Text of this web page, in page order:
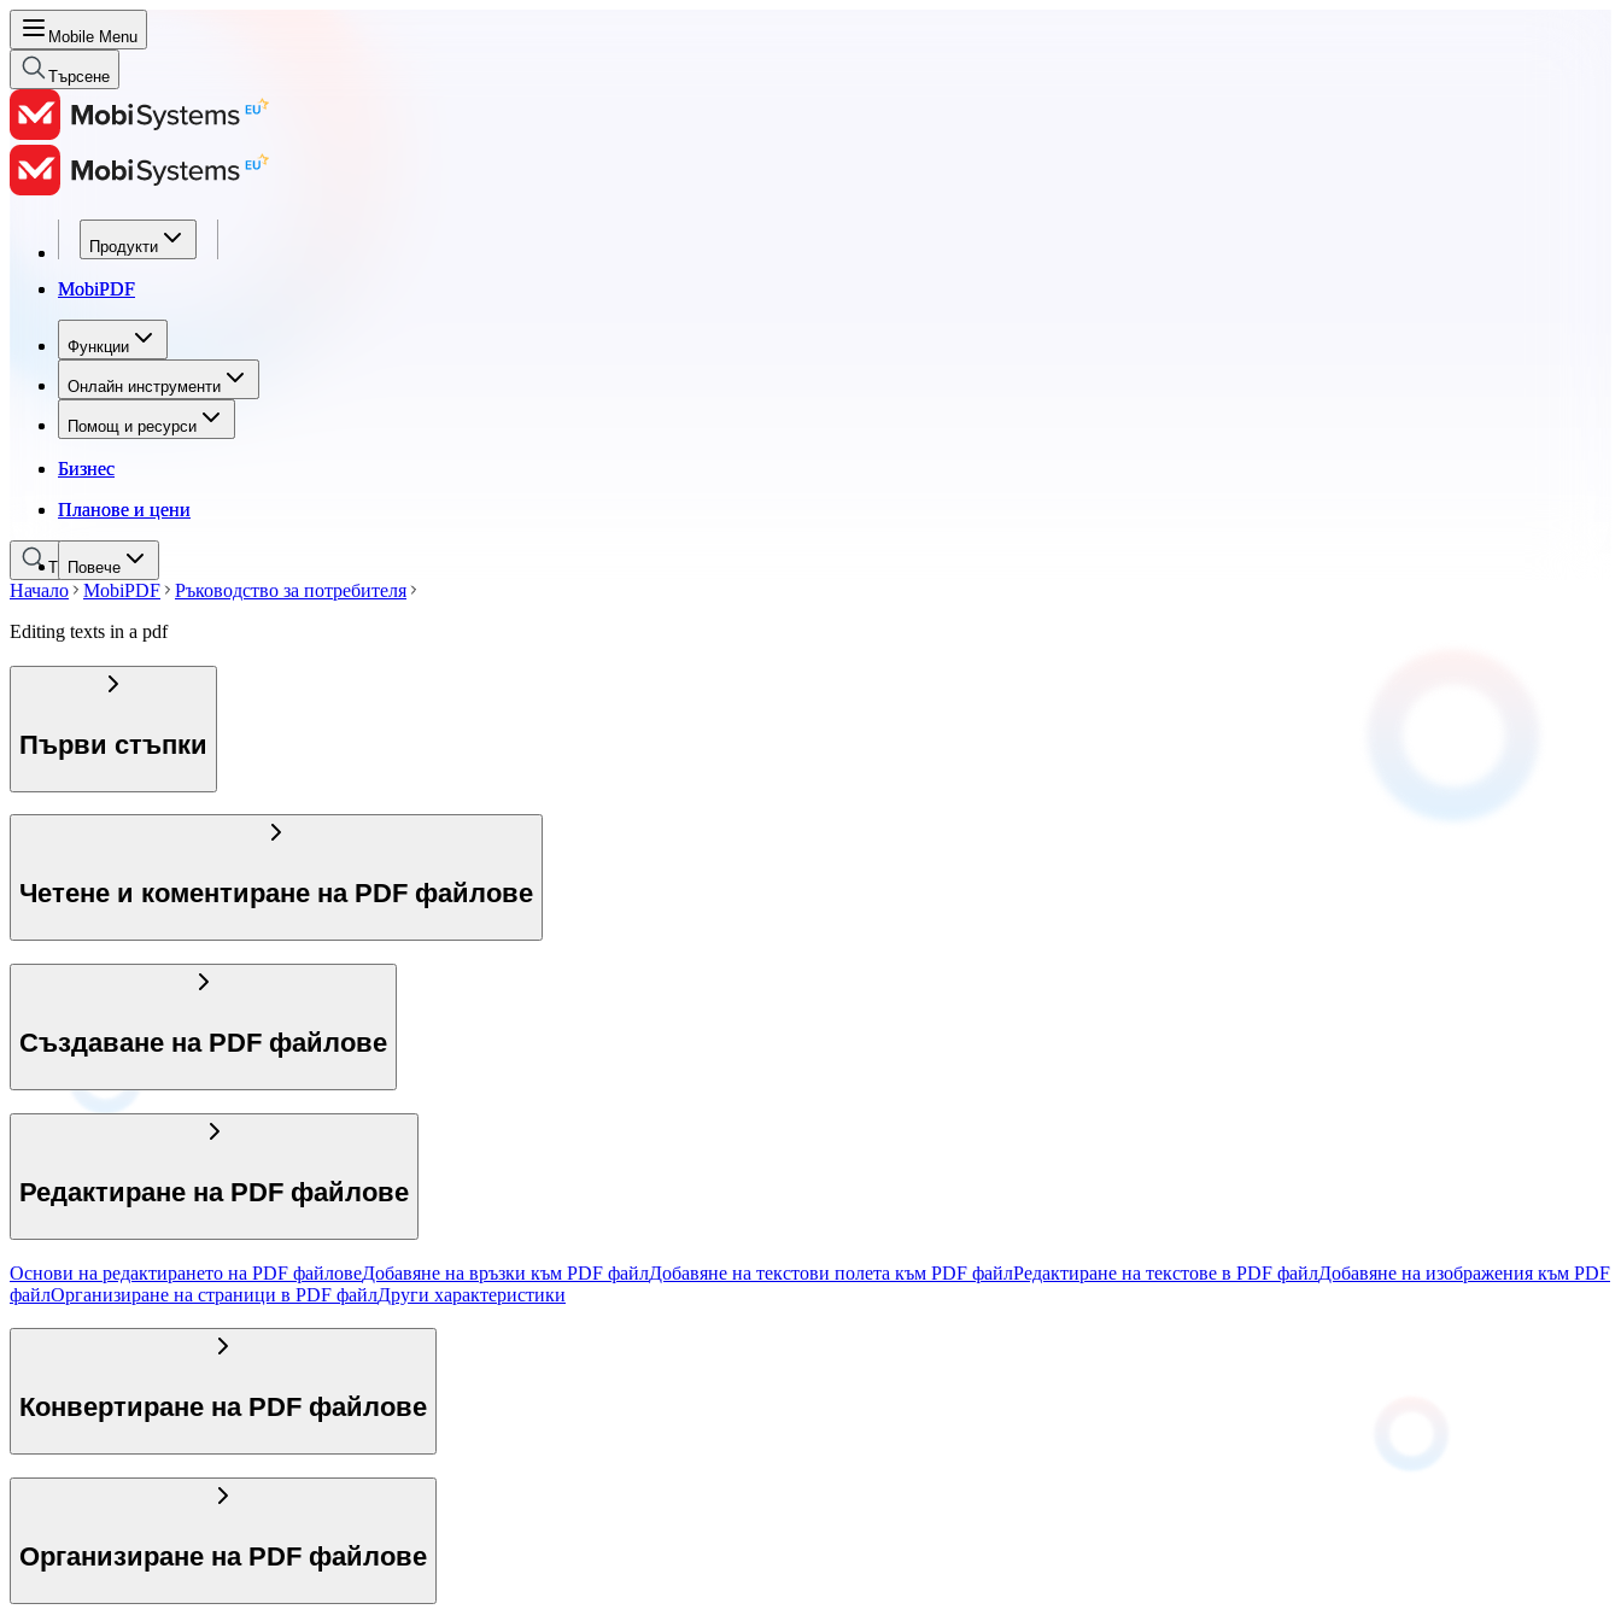
Mobile Menu
Търсене
Продукти
MobiPDF
Функции
Онлайн инструменти
Помощ и ресурси
Бизнес
Планове и цени
Повече
Продукти
MobiPDF
Функции
Онлайн инструменти
Помощ и ресурси
Бизнес
Планове и цени
Търсене
Начало MobiPDF
Ръководство за потребителя
Editing texts in a pdf
Първи стъпки
Четене и коментиране на PDF файлове
Създаване на PDF файлове
Редактиране на PDF файлове
Основи на редактирането на PDF файловеДобавяне на връзки към PDF файлДобавяне на текстови полета към PDF файлРедактиране на текстове в PDF файлДобавяне на изображения към PDF
файлОрганизиране на страници в PDF файлДруги характеристики
Конвертиране на PDF файлове
Организиране на PDF файлове